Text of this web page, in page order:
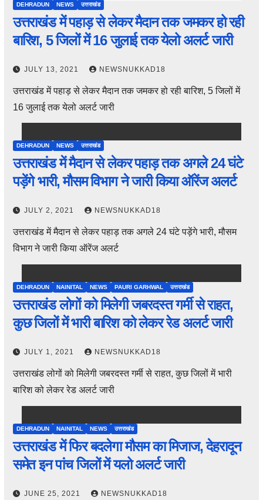
DEHRADUN NEWS उत्तराखंड
उत्तराखंड में पहाड़ से लेकर मैदान तक जमकर हो रही
बारिश, 5 जिलों में 16 जुलाई तक येलो अलर्ट जारी
JULY 13, 2021 NEWSNUKKAD18
उत्तराखंड में पहाड़ से लेकर मैदान तक जमकर हो रही बारिश, 5 जिलों में
16 जुलाई तक येलो अलर्ट जारी
DEHRADUN NEWS उत्तराखंड
उत्तराखंड में मैदान से लेकर पहाड़ तक अगले 24 घंटे
पड़ेंगे भारी, मौसम विभाग ने जारी किया ऑरेंज अलर्ट
JULY 2, 2021 NEWSNUKKAD18
उत्तराखंड में मैदान से लेकर पहाड़ तक अगले 24 घंटे पड़ेंगे भारी, मौसम
विभाग ने जारी किया ऑरेंज अलर्ट
DEHRADUN NAINITAL NEWS PAURI GARHWAL उत्तराखंड
उत्तराखंड लोगों को मिलेगी जबरदस्त गर्मी से राहत,
कुछ जिलों में भारी बारिश को लेकर रेड अलर्ट जारी
JULY 1, 2021 NEWSNUKKAD18
उत्तराखंड लोगों को मिलेगी जबरदस्त गर्मी से राहत, कुछ जिलों में भारी
बारिश को लेकर रेड अलर्ट जारी
DEHRADUN NAINITAL NEWS उत्तराखंड
उत्तराखंड में फिर बदलेगा मौसम का मिजाज, देहरादून
समेत इन पांच जिलों में यलो अलर्ट जारी
JUNE 25, 2021 NEWSNUKKAD18